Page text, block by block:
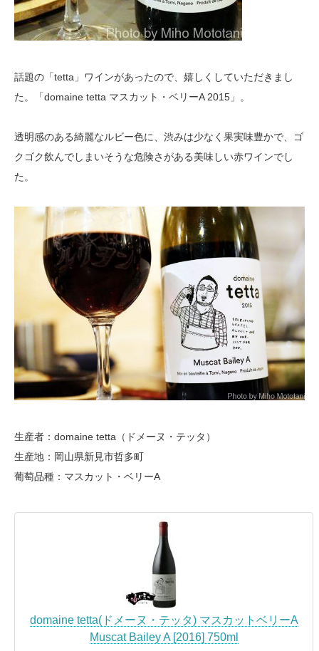
話題の「tetta」ワインがあったので、嬉しくしていただきまし
た。「domaine tetta マスカット・ベリーA 2015」。
透明感のある綺麗なルビー色に、渋みは少なく果実味豊かで、ゴ
クゴク飲んでしまいそうな危険さがある美味しい赤ワインでし
た。
生産者：domaine tetta（ドメーヌ・テッタ）
生産地：岡山県新見市哲多町
葡萄品種：マスカット・ベリーA
domaine tetta(ドメーヌ・テッタ) マスカットベリーA
Muscat Bailey A [2016] 750ml